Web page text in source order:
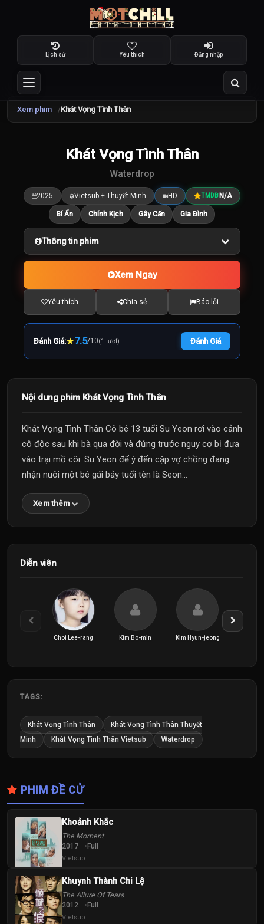
Lịch sử Yêu thích Đăng nhập
Xem phim Khát Vọng Tình Thân
7.5
Khát Vọng Tình Thân
Waterdrop
2025 Vietsub + Thuyết Minh HD TMDB N/A
Bí Ẩn Chính Kịch Gây Cấn Gia Đình
Thông tin phim
Xem Ngay
Yêu thích Chia sẻ Báo lỗi
Đánh Giá:★7.5/10(1 lượt) Đánh Giá
Nội dung phim Khát Vọng Tình Thân
Khát Vọng Tình Thân Cô bé 13 tuổi Su Yeon rơi vào cảnh
cô độc sau khi bà qua đời và đứng trước nguy cơ bị đưa
vào trại mồ côi. Su Yeon để ý đến cặp vợ chồng đang
nhận nuôi một bé gái bảy tuổi tên là Seon...
Xem thêm
Diễn viên
Choi Lee-rang Kim Bo-min Kim Hyun-jeong
TAGS:
Khát Vọng Tình Thân
Khát Vọng Tình Thân Thuyết
Minh
Khát Vọng Tình Thân Vietsub Waterdrop
PHIM ĐỀ CỬ
Khoảnh Khắc
The Moment
2017 Full
Vietsub
Khuynh Thành Chi Lệ
The Allure Of Tears
2012 Full
Vietsub